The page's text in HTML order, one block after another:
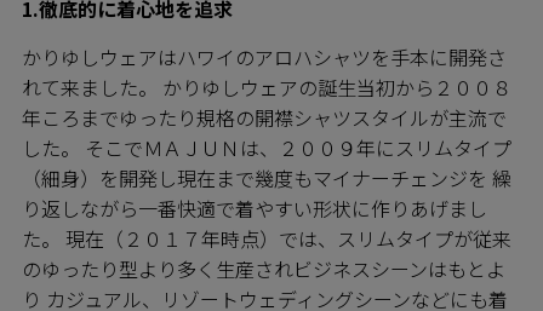
1.徹底的に着心地を追求
かりゆしウェアはハワイのアロハシャツを手本に開発さ
れて来ました。 かりゆしウェアの誕生当初から２００８
年ころまでゆったり規格の開襟シャツスタイルが主流で
した。 そこでＭＡＪＵＮは、２００９年にスリムタイプ
（細身）を開発し現在まで幾度もマイナーチェンジを 繰
り返しながら一番快適で着やすい形状に作りあげまし
た。 現在（２０１７年時点）では、スリムタイプが従来
のゆったり型より多く生産されビジネスシーンはもとよ
り カジュアル、リゾートウェディングシーンなどにも着